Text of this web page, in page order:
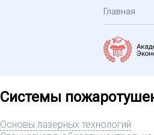
Главная
Системы
Основы лазерных технологий